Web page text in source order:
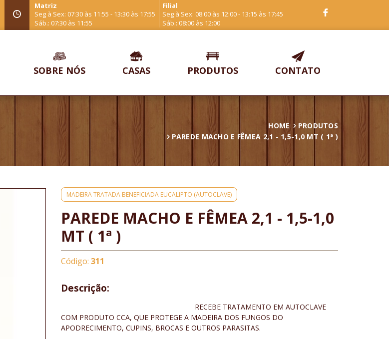
Matriz
Seg à Sex: 07:30 às 11:55 - 13:30 às 17:55
Sáb.: 07:30 às 11:55
Filial
Seg à Sex: 08:00 às 12:00 - 13:15 às 17:45
Sáb.: 08:00 às 12:00
SOBRE NÓS CASAS PRODUTOS CONTATO
HOME
PRODUTOS
PAREDE MACHO E FÊMEA 2,1 - 1,5-1,0 MT ( 1ª )
MADEIRA TRATADA BENEFICIADA EUCALIPTO (AUTOCLAVE)
PAREDE MACHO E FÊMEA 2,1 - 1,5-1,0
MT ( 1ª )
Código: 311
Descrição:
RECEBE TRATAMENTO EM AUTOCLAVE
COM PRODUTO CCA, QUE PROTEGE A MADEIRA DOS FUNGOS DO
APODRECIMENTO, CUPINS, BROCAS E OUTROS PARASITAS.